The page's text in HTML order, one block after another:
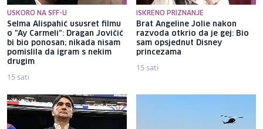
USKORO NA SFF-U
Selma Alispahić ususret filmu
o "Ay Carmeli": Dragan Jovičić
bi bio ponosan; nikada nisam
pomislila da igram s nekim
drugim
15 sati
ISKRENO PRIZNANJE
Brat Angeline Jolie nakon
razvoda otkrio da je gej: Bio
sam opsjednut Disney
princezama
15 sati